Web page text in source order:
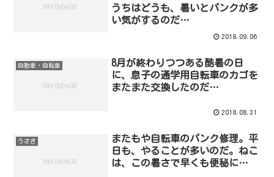
うちはどうも、暑いとパンクが多
い気がするのだ…
2018.09.06
自動車・自転車
8月が終わりつつある酷暑の日
に、息子の通学用自転車のカゴを
またまた交換したのだ…
2018.08.31
うさぎ
またもや自転車のパンク修理。平
日も、やることが多いのだ。ねこ
は、この暑さで早くも便秘に…